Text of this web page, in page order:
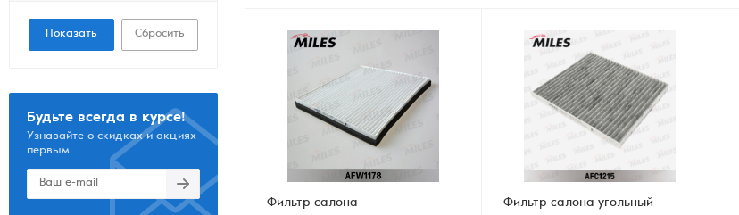
Фильтр салона Фильтр салона угольный
Сбросить
Будьте всегда в курсе!
Узнавайте о скидках и акциях
первым